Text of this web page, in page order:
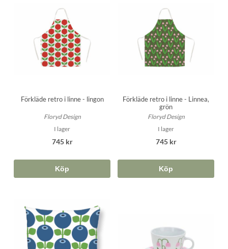
Förkläde retro i linne - lingon
Floryd Design
I lager
745 kr
Köp
Förkläde retro i linne - Linnea,
grön
Floryd Design
I lager
745 kr
Köp